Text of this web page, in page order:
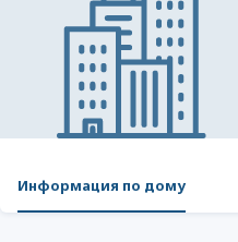
Информация по дому